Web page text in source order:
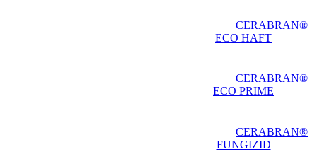
CERABRAN®
ECO HAFT
CERABRAN®
ECO PRIME
CERABRAN®
FUNGIZID